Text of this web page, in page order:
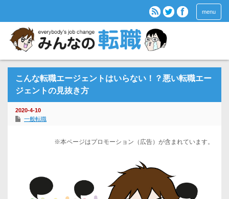
menu
こんな転職エージェントはいらない！？悪い転職エー
ジェントの見抜き方
2020-4-10
一般転職
※本ページはプロモーション（広告）が含まれています。